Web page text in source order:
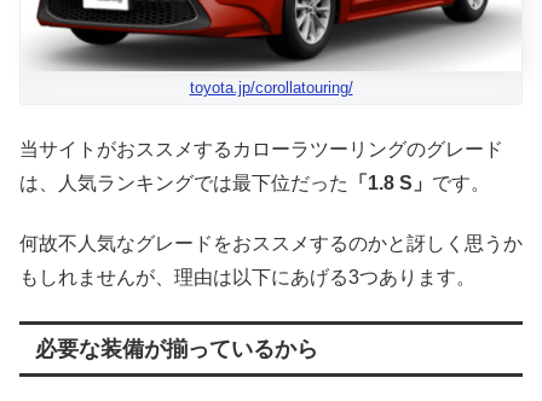
toyota.jp/corollatouring/
当サイトがおススメするカローラツーリングのグレード
は、人気ランキングでは最下位だった
「1.8 S」 です。
何故不人気なグレードをおススメするのかと訝しく思うか
もしれませんが、理由は以下にあげる3つあります。
必要な装備が揃っているから